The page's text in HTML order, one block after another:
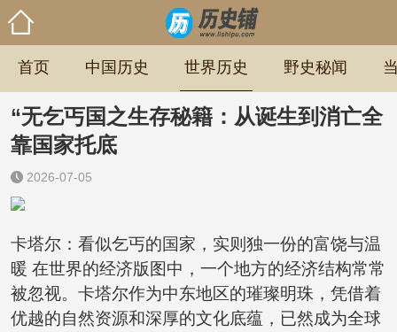
首页 中国历史 世界历史 野史秘闻
“无乞丐国之生存秘籍：从诞生到消亡全
靠国家托底
2026-07-05
卡塔尔：看似乞丐的国家，实则独一份的富饶与温
暖 在世界的经济版图中，一个地方的经济结构常常
被忽视。卡塔尔作为中东地区的璀璨明珠，凭借着
优越的自然资源和深厚的文化底蕴，已然成为全球